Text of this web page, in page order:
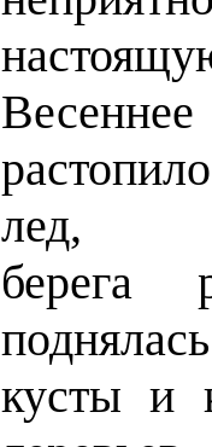
лед,
берега
кусты и